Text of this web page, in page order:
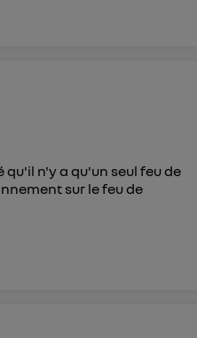
qu'il n'y a qu'un seul feu de
sur le feu de